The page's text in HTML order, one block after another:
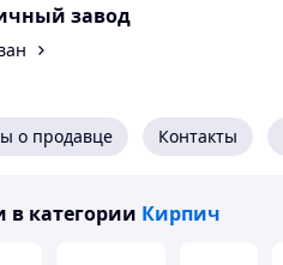
М-150
120 мм
завод
о продавце Контакты
в категории Кирпич